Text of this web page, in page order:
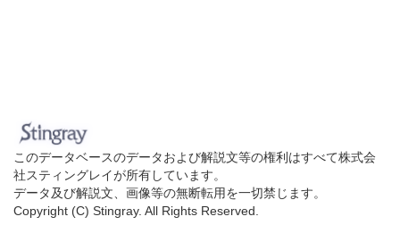
このデータベースのデータおよび解説文等の権利はすべて株式会
社スティングレイが所有しています。
データ及び解説文、画像等の無断転用を一切禁じます。
Copyright (C) Stingray. All Rights Reserved.